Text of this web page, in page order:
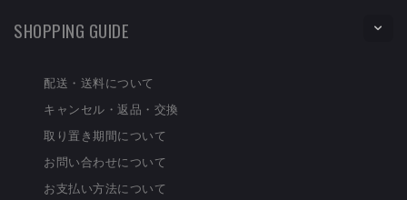
SHOPPING GUIDE
配送・送料について
キャンセル・返品・交換
取り置き期間について
お問い合わせについて
お支払い方法について